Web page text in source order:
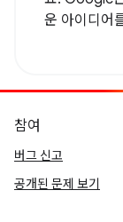
운 아이디어
참여
버그 신고
공개된 문제 보기